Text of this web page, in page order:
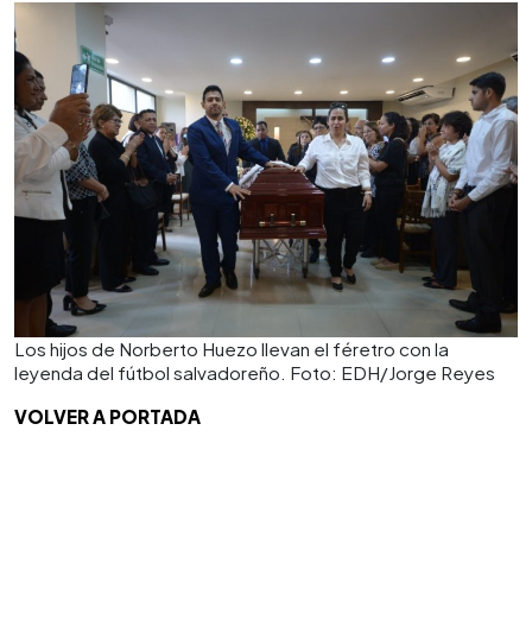
Los hijos de Norberto Huezo llevan el féretro con la
leyenda del fútbol salvadoreño. Foto: EDH/Jorge Reyes
VOLVER A PORTADA